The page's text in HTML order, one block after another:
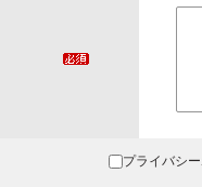
プライバシ